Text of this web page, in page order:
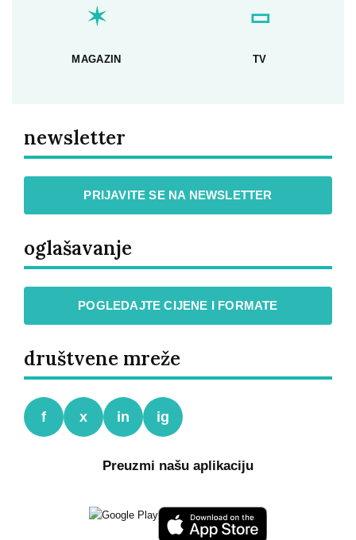
✶
MAGAZIN
▭
TV
newsletter
PRIJAVITE SE NA NEWSLETTER
oglašavanje
POGLEDAJTE CIJENE I FORMATE
društvene mreže
f x in ig
Preuzmi našu aplikaciju